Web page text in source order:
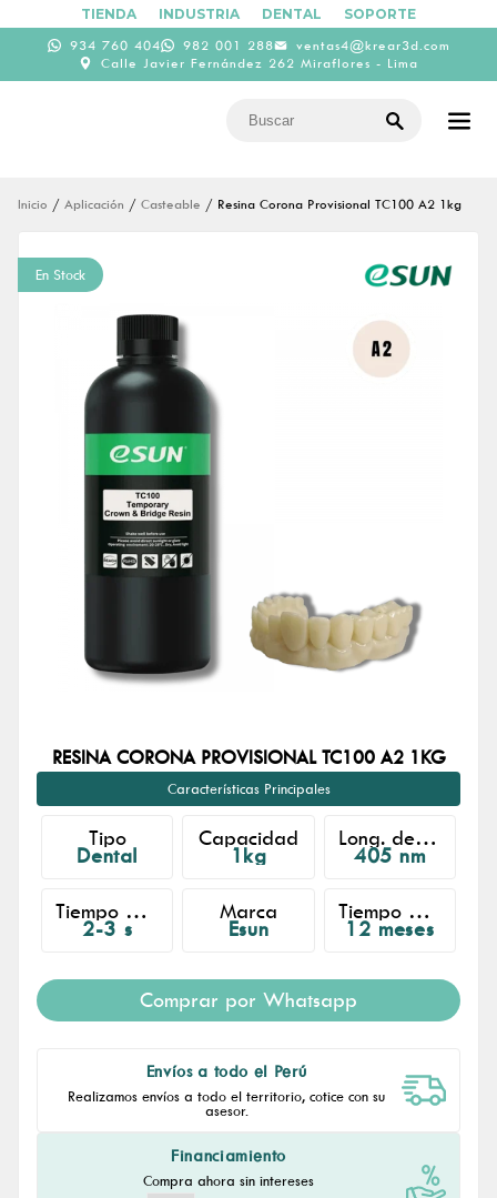
TIENDA INDUSTRIA DENTAL SOPORTE
934 760 404 982 001 288
ventas4@krear3d.com
Calle Javier Fernández 262 Miraflores - Lima
Inicio / Aplicación / Casteable / Resina Corona Provisional TC100 A2 1kg
En Stock
RESINA CORONA PROVISIONAL TC100 A2 1KG
Características Principales
Tipo
Dental
Capacidad
1kg
Long. de Onda
405 nm
Tiempo de Exposición
2-3 s
Marca
Esun
Tiempo de Almacenado
12 meses
Comprar por Whatsapp
Envíos a todo el Perú
Realizamos envíos a todo el territorio, cotice con su
asesor.
Financiamiento
Compra ahora sin intereses